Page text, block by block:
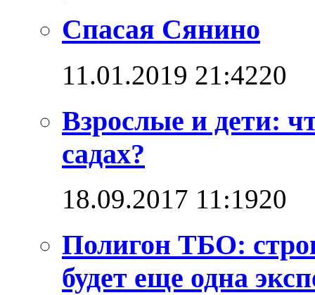
Спасая Сянино
11.01.2019 21:4220
Взрослые и дети:
садах?
18.09.2017 11:1920
Полигон ТБО:
будет еще одна